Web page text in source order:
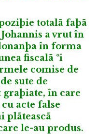
totalã faþã
a vrut în
în forma
fiscalã ºi
comise de
sute de
în care
acte false
plãteascã
le-au produs.